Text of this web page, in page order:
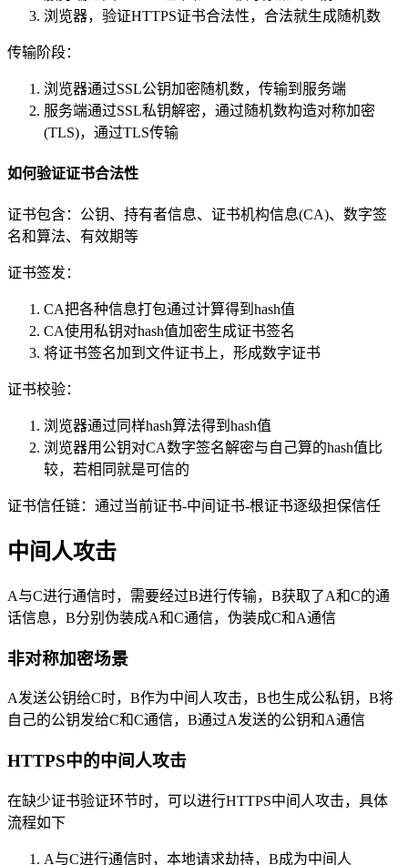
浏览器，验证HTTPS证书合法性，合法就生成随机数
传输阶段：
浏览器通过SSL公钥加密随机数，传输到服务端
服务端通过SSL私钥解密，通过随机数构造对称加密
(TLS)，通过TLS传输
如何验证证书合法性
证书包含：公钥、持有者信息、证书机构信息(CA)、数字签
名和算法、有效期等
证书签发：
CA把各种信息打包通过计算得到hash值
CA使用私钥对hash值加密生成证书签名
将证书签名加到文件证书上，形成数字证书
证书校验：
浏览器通过同样hash算法得到hash值
浏览器用公钥对CA数字签名解密与自己算的hash值比
较，若相同就是可信的
证书信任链：通过当前证书-中间证书-根证书逐级担保信任
中间人攻击
A与C进行通信时，需要经过B进行传输，B获取了A和C的通
话信息，B分别伪装成A和C通信，伪装成C和A通信
非对称加密场景
A发送公钥给C时，B作为中间人攻击，B也生成公私钥，B将
自己的公钥发给C和C通信，B通过A发送的公钥和A通信
HTTPS中的中间人攻击
在缺少证书验证环节时，可以进行HTTPS中间人攻击，具体
流程如下
A与C进行通信时，本地请求劫持，B成为中间人